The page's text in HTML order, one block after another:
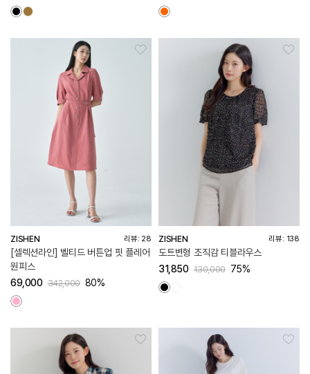
ZISHEN 리뷰: 28
[셀렉션라인] 벨티드 버튼업 핏 플레어
원피스
342,000
69,000 80%
ZISHEN 리뷰: 138
도트변형 조직감 티블라우스
130,000
31,850 75%